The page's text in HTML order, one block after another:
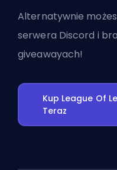
Alternatywnie
serwera Discord i
giveawayach!
Kup League Of
Teraz